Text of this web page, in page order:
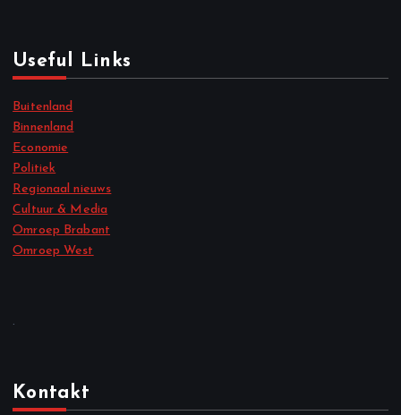
Useful Links
Buitenland
Binnenland
Economie
Politiek
Regionaal nieuws
Cultuur & Media
Omroep Brabant
Omroep West
.
Kontakt